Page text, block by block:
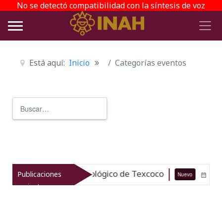
No se detectó compatibilidad con la síntesis de voz
Está aquí: Inicio Categorías eventos
Publicaciones
recientes
patrimonio arqueológico de Texcoco Nuevo 07-08-